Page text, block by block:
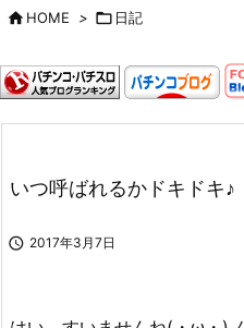
HOME >  日記
いつ呼ばれるかドキドキ♪
 2017年3月7日